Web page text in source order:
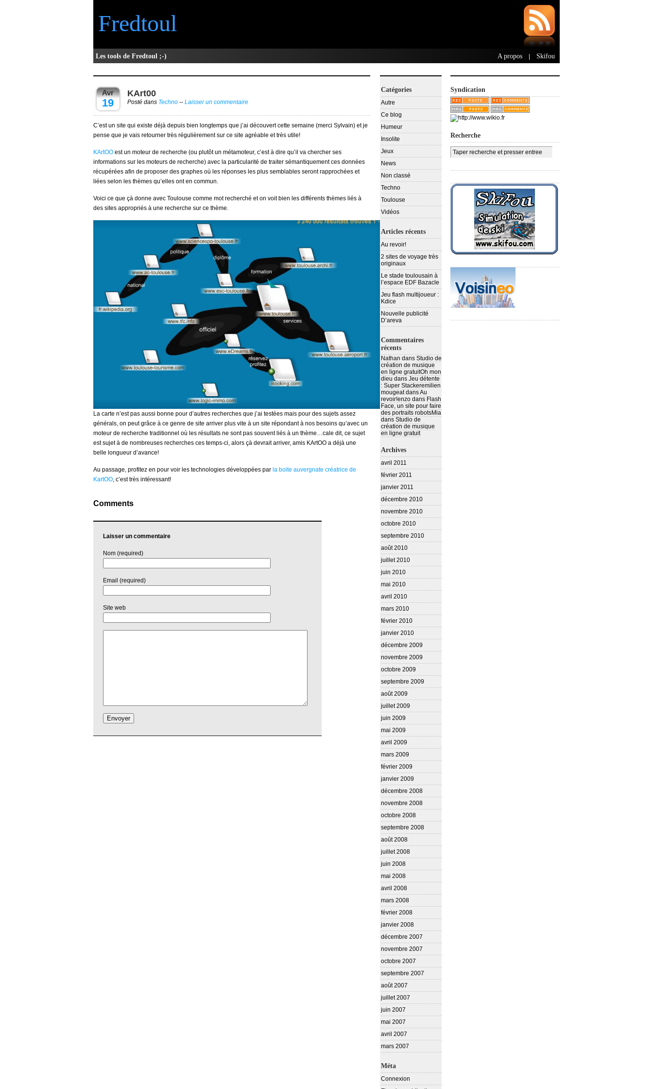
Fredtoul
Les tools de Fredtoul ;-) A propos Skifou
Avr
19
KArt00
Posté dans Techno -- Laisser un commentaire
C’est un site qui existe déjà depuis bien longtemps que j’ai découvert cette semaine (merci Sylvain) et je
pense que je vais retourner très régulièrement sur ce site agréable et très utile!
KArtOO est un moteur de recherche (ou plutôt un métamoteur, c’est à dire qu’il va chercher ses
informations sur les moteurs de recherche) avec la particularité de traiter sémantiquement ces données
récupérées afin de proposer des graphes où les réponses les plus semblables seront rapprochées et
liées selon les thèmes qu’elles ont en commun.
Voici ce que çà donne avec Toulouse comme mot recherché et on voit bien les différents thèmes liés à
des sites appropriés à une recherche sur ce thème.
La carte n’est pas aussi bonne pour d’autres recherches que j’ai testées mais pour des sujets assez
générals, on peut grâce à ce genre de site arriver plus vite à un site répondant à nos besoins qu’avec un
moteur de recherche traditionnel où les résultats ne sont pas souvent liés à un thème…cale dit, ce sujet
est sujet à de nombreuses recherches ces temps-ci, alors çà devrait arriver, amis KArtOO a déjà une
belle longueur d’avance!
Au passage, profitez en pour voir les technologies développées par la boite auvergnate créatrice de
KartOO, c’est très intéressant!
Comments
Laisser un commentaire
Nom (required)
Email (required)
Site web
Catégories
Autre
Ce blog
Humeur
Insolite
Jeux
News
Non classé
Techno
Toulouse
Vidéos
Articles récents
Au revoir!
2 sites de voyage très
originaux
Le stade toulousain à
l’espace EDF Bazacle
Jeu flash multijoueur :
Kdice
Nouvelle publicité
D’areva
Commentaires
récents
Nathan dans Studio de
création de musique
en ligne gratuitOh mon
dieu dans Jeu détente
: Super Stackeremilien
mougeatdansAu
revoir!enzo dans Flash
Face, un site pour faire
des portraits robotsMia
dans Studio de
création de musique
en ligne gratuit
Archives
avril 2011
février 2011
janvier 2011
décembre 2010
novembre 2010
octobre 2010
septembre 2010
août 2010
juillet 2010
juin 2010
mai 2010
avril 2010
mars 2010
février 2010
janvier 2010
décembre 2009
novembre 2009
octobre 2009
septembre 2009
août 2009
juillet 2009
juin 2009
mai 2009
avril 2009
mars 2009
février 2009
janvier 2009
décembre 2008
novembre 2008
octobre 2008
septembre 2008
août 2008
juillet 2008
juin 2008
mai 2008
avril 2008
mars 2008
février 2008
janvier 2008
décembre 2007
novembre 2007
octobre 2007
septembre 2007
août 2007
juillet 2007
juin 2007
mai 2007
avril 2007
mars 2007
Méta
Connexion
Syndication
Recherche